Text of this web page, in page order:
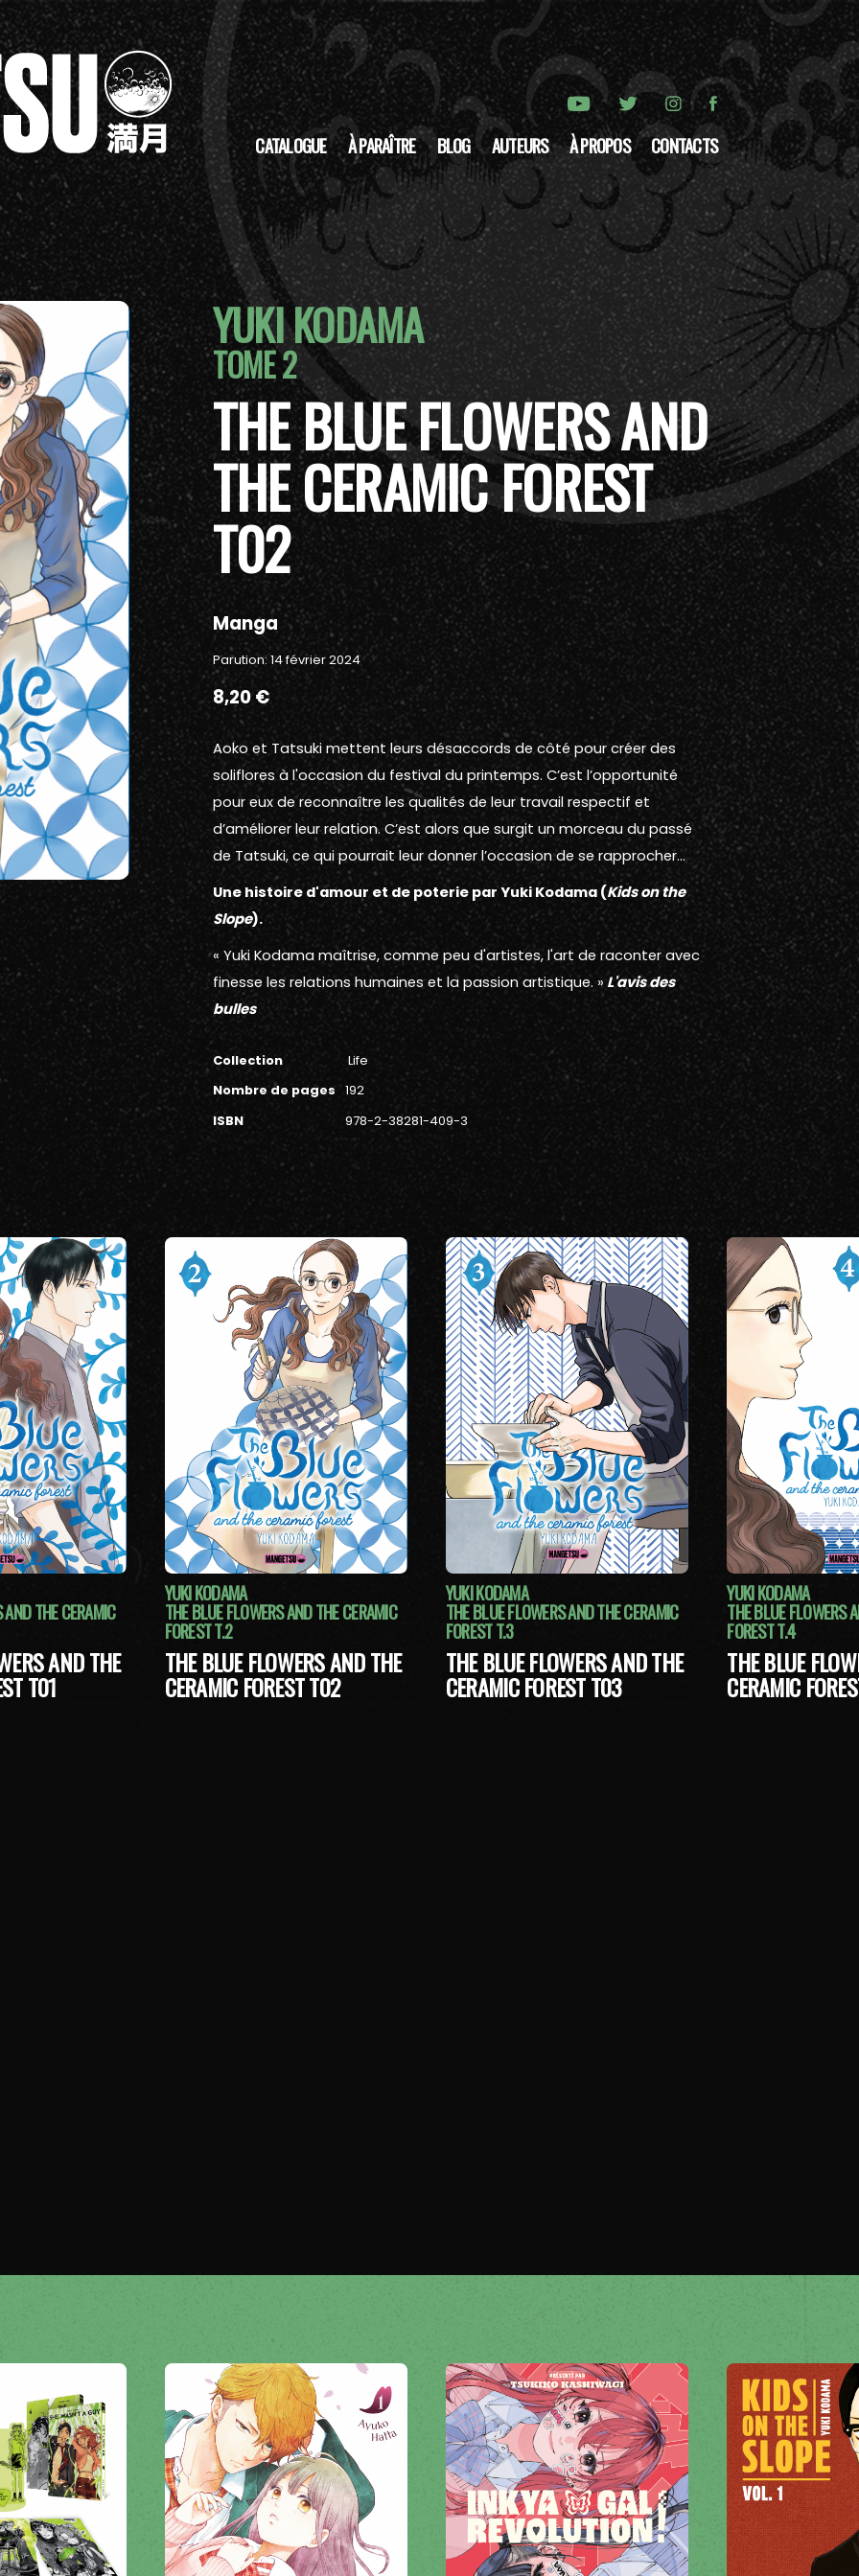
CATALOGUE À PARAÎTRE BLOG AUTEURS À PROPOS CONTACTS
YUKI KODAMA
TOME 2
THE BLUE FLOWERS AND
THE CERAMIC FOREST
T02
Manga
Parution: 14 février 2024
8,20 €
Aoko et Tatsuki mettent leurs désaccords de côté pour créer des
soliflores à l'occasion du festival du printemps. C’est l’opportunité
pour eux de reconnaître les qualités de leur travail respectif et
d’améliorer leur relation. C’est alors que surgit un morceau du passé
de Tatsuki, ce qui pourrait leur donner l’occasion de se rapprocher…
Une histoire d'amour et de poterie par Yuki Kodama (Kids on the
Slope).
« Yuki Kodama maîtrise, comme peu d'artistes, l'art de raconter avec
finesse les relations humaines et la passion artistique. » L'avis des
bulles
Collection
Life
Nombre de pages
192
ISBN
978-2-38281-409-3
THE CERAMIC
AND THE
T01
YUKI KODAMA
THE BLUE FLOWERS AND THE CERAMIC
FOREST T.2
THE BLUE FLOWERS AND THE
CERAMIC FOREST T02
YUKI KODAMA
THE BLUE FLOWERS AND THE CERAMIC
FOREST T.3
THE BLUE FLOWERS AND THE
CERAMIC FOREST T03
YUKI KODAMA
THE BLUE FLOWERS
FOREST T.4
THE BLUE
CERAMIC